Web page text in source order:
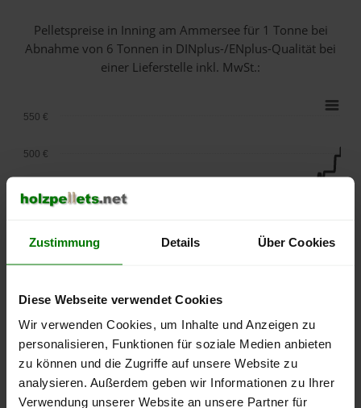
Zustimmung Details Über Cookies
Diese Webseite verwendet Cookies
Wir verwenden Cookies, um Inhalte und Anzeigen zu
personalisieren, Funktionen für soziale Medien anbieten
zu können und die Zugriffe auf unsere Website zu
analysieren. Außerdem geben wir Informationen zu Ihrer
Verwendung unserer Website an unsere Partner für
Pelletspreise in Inning am Ammersee für 1 Tonne bei
Abnahmevon 6 Tonnen in DINplus-/ENplus-Qualität bei
einer Lieferstelle inkl. MwSt.:
lose Ware Sackware
September
2025
Januar
2026
Mai
2026
300 €
350 €
450 €
500 €
550 €